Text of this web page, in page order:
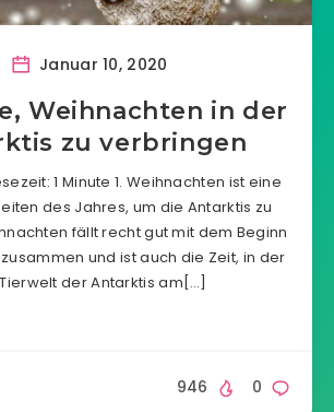
Januar 10, 2020
Weihnachten in der
zu verbringen
1 Minute 1. Weihnachten ist eine
des Jahres, um die Antarktis zu
fällt recht gut mit dem Beginn
und ist auch die Zeit, in der
der Antarktis am[…]
0
946